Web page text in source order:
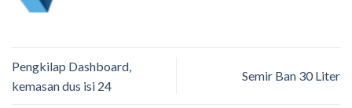
Pengkilap Dashboard,
kemasan dus isi 24
Semir Ban 30 Liter